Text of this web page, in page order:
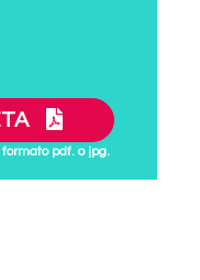
pdf. o jpg.